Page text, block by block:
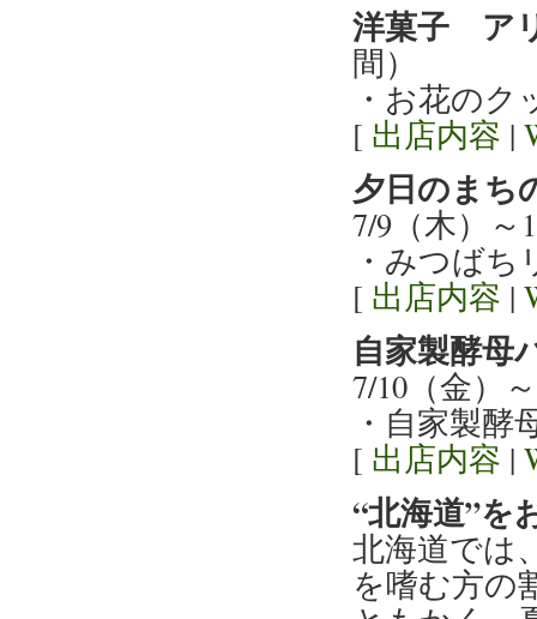
洋菓子 ア
間）
・お花の
[ 出店内容 |
夕日のまち
7/9（木）～
・みつば
[ 出店内容 |
自家製酵母
7/10（金）
・自家製
[ 出店内容 |
“北海道”を
北海道では
を嗜む方の